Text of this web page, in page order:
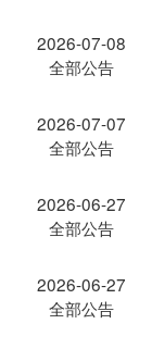
2026-07-08
全部公告
2026-07-07
全部公告
2026-06-27
全部公告
2026-06-27
全部公告